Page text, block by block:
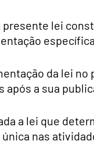
lei
específica.
da lei no
a sua
a lei que
nas